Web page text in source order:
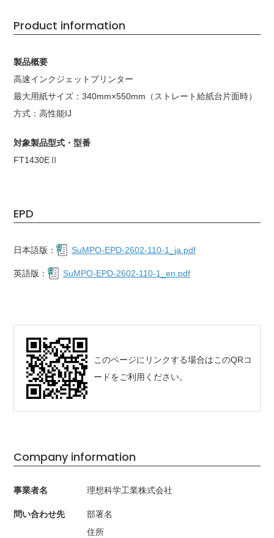
Product information
製品概要
高速インクジェットプリンター
最大用紙サイズ：340mm×550mm（ストレート給紙台片面時）
方式：高性能IJ
対象製品型式・型番
FT1430EⅡ
EPD
日本語版： SuMPO-EPD-2602-110-1_ja.pdf
英語版： SuMPO-EPD-2602-110-1_en.pdf
このページにリンクする場合はこのQRコ
ードをご利用ください。
Company information
事業者名 理想科学工業株式会社
問い合わせ先
部署名
住所